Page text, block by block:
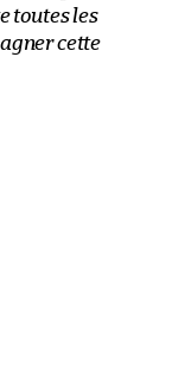
toutes les
cette